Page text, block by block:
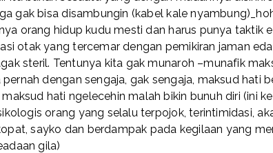
gak bisa disambungin (kabel kale
orang hidup kudu mesti dan harus punya taktik
otak yang tercemar dengan pemikiran jaman
steril. Tentunya kita gak munaroh –munafik
dengan sengaja, gak sengaja, maksud hati
hati ngelecehin malah bikin bunuh diri (ini
orang yang selalu terpojok, terintimidasi,
sayko dan berdampak pada kegilaan yang
gila)